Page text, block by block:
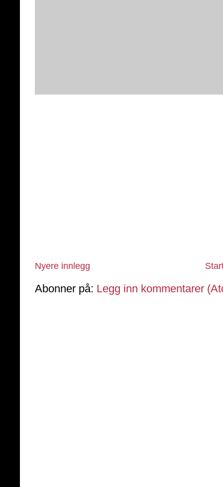
Nyere innlegg
Abonner på: Legg inn kommentarer